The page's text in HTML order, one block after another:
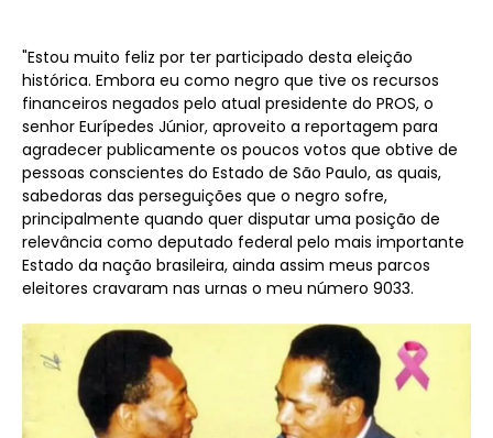
"Estou muito feliz por ter participado desta eleição
histórica. Embora eu como negro que tive os recursos
financeiros negados pelo atual presidente do PROS, o
senhor Eurípedes Júnior, aproveito a reportagem para
agradecer publicamente os poucos votos que obtive de
pessoas conscientes do Estado de São Paulo, as quais,
sabedoras das perseguições que o negro sofre,
principalmente quando quer disputar uma posição de
relevância como deputado federal pelo mais importante
Estado da nação brasileira, ainda assim meus parcos
eleitores cravaram nas urnas o meu número 9033.